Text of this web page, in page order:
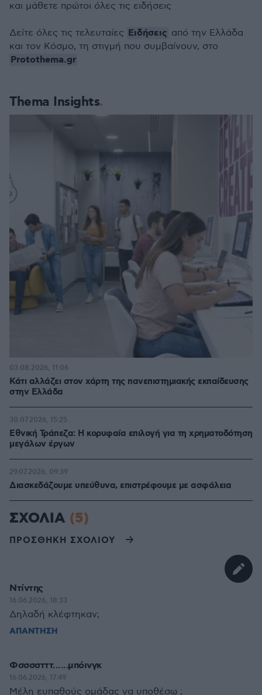
Thema Insights
Κάτι αλλάζει στον χάρτη της πανεπιστημιακής εκπαίδευσης
στην Ελλάδα
03.08.2026, 11:06
Εθνική Τράπεζα: Η κορυφαία επιλογή για τη χρηματοδότηση
μεγάλων έργων
30.07.2026, 15:25
Διασκεδάζουμε υπεύθυνα, επιστρέφουμε με ασφάλεια
29.07.2026, 09:39
και μάθετε πρώτοι όλες τις ειδήσεις
Δείτε όλες τις τελευταίες Ειδήσεις από την Ελλάδα
και τον Κόσμο, τη στιγμή που συμβαίνουν, στο
Protothema.gr
ΣΧΟΛΙΑ (5)
ΠΡΟΣΘΗΚΗ ΣΧΟΛΙΟΥ
Ντίντης
16.06.2026, 18:33
Δηλαδή κλέφτηκαν;
ΑΠΑΝΤΗΣΗ
Φσσσστττ......μπόινγκ
16.06.2026, 17:49
Μέλη ευπαθούς ομάδας να υποθέσω ;